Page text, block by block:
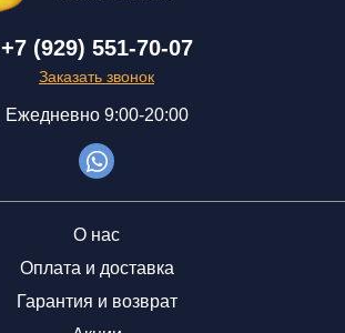
+7 (929) 551-70-07
Заказать звонок
Ежедневно 9:00-20:00
О нас
Оплата и доставка
Гарантия и возврат